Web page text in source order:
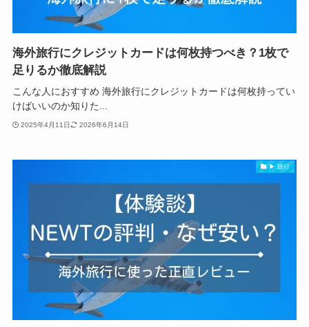
海外旅行にクレジットカードは何枚持つべき？1枚で
足りるか徹底解説
こんな人におすすめ 海外旅行にクレジットカードは何枚持ってい
けばいいのか知りた...
2025年4月11日 2026年6月14日
▶ 旅行